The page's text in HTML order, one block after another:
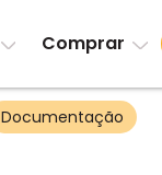
Comprar
Documentação